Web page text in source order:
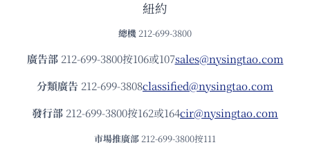
紐約
總機 212-699-3800
廣告部212-699-3800按106或107sales@nysingtao.com
分類廣告 212-699-3808classified@nysingtao.com
發⾏部 212-699-3800按162或164cir@nysingtao.com
市場推廣部 212-699-3800按111